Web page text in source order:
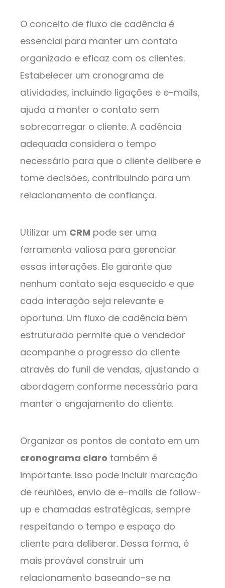
O conceito de fluxo de cadência é
essencial para manter um contato
organizado e eficaz com os clientes.
Estabelecer um cronograma de
atividades, incluindo ligações e e-mails,
ajuda a manter o contato sem
sobrecarregar o cliente. A cadência
adequada considera o tempo
necessário para que o cliente delibere e
tome decisões, contribuindo para um
relacionamento de confiança.
Utilizar um CRM pode ser uma
ferramenta valiosa para gerenciar
essas interações. Ele garante que
nenhum contato seja esquecido e que
cada interação seja relevante e
oportuna. Um fluxo de cadência bem
estruturado permite que o vendedor
acompanhe o progresso do cliente
através do funil de vendas, ajustando a
abordagem conforme necessário para
manter o engajamento do cliente.
Organizar os pontos de contato em um
cronograma claro também é
importante. Isso pode incluir marcação
de reuniões, envio de e-mails de follow-
up e chamadas estratégicas, sempre
respeitando o tempo e espaço do
cliente para deliberar. Dessa forma, é
mais provável construir um
relacionamento baseando-se na